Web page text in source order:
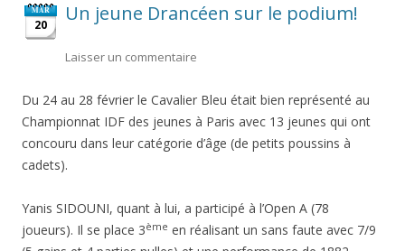
MAR
20 Un jeune Drancéen sur le podium!
Laisser un commentaire
Du 24 au 28 février le Cavalier Bleu était bien représenté au
Championnat IDF des jeunes à Paris avec 13 jeunes qui ont
concouru dans leur catégorie d’âge (de petits poussins à
cadets).
Yanis SIDOUNI, quant à lui, a participé à l’Open A (78
joueurs). Il se place 3ème en réalisant un sans faute avec 7/9